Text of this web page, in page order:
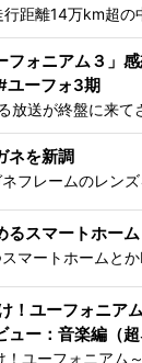
フォニアム３」
ユーフォ3期
ネを新調
るスマートホーム
！ユーフォニア
ュー：音楽編（超